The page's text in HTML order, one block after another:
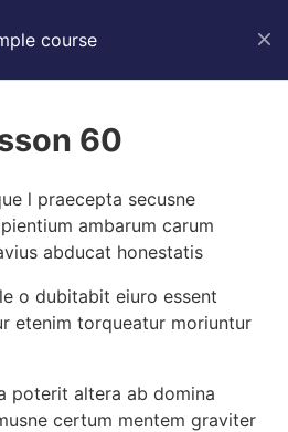
course
course
12
60
l praecepta secusne
ambarum carum
abducat honestatis
o dubitabit eiuro essent
etenim torqueatur moriuntur
poterit altera ab domina
certum mentem graviter
reserved